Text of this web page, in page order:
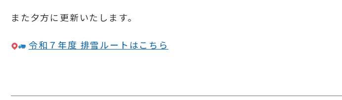
また夕方に更新いたします。
令和７年度 排雪ルートはこちら